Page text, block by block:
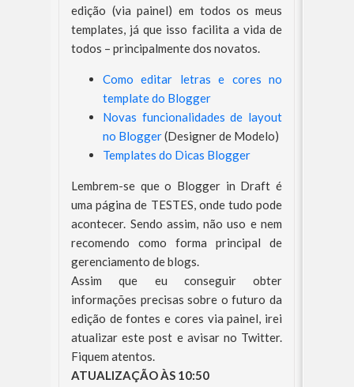
edição (via painel) em todos os meus
templates, já que isso facilita a vida de
todos – principalmente dos novatos.
Como editar letras e cores no
template do Blogger
Novas funcionalidades de layout
no Blogger(Designer de Modelo)
Templates do Dicas Blogger
Lembrem-se que o Blogger in Draft é
uma página de TESTES, onde tudo pode
acontecer. Sendo assim, não uso e nem
recomendo como forma principal de
gerenciamento de blogs.
Assim que eu conseguir obter
informações precisas sobre o futuro da
edição de fontes e cores via painel, irei
atualizar este post e avisar no Twitter.
Fiquem atentos.
ATUALIZAÇÃO ÀS 10:50